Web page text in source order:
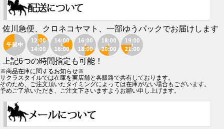
佐川急便、クロネコヤマト、一部ゆうパックでお届けします
上記6つの時間指定も可能！
※商品在庫に関するお知らせ※
サクラスタイルでは在庫を実店舗と各販路で共有しております。
そのため、ご注文頂いたタイミングによっては在庫がない場合もございます。
予めご了承いただき、ご注文下さいますようお願い申し上げます。